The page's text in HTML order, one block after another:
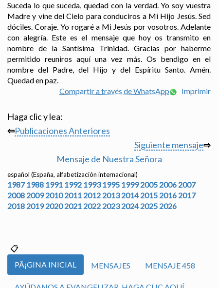
Suceda lo que suceda, quedad con la verdad. Yo soy vuestra
Madre y vine del Cielo para conduciros a Mi Hijo Jesús. Sed
dóciles. Coraje. Yo rogaré a Mi Jesús por vosotros. Adelante
con alegría. Este es el mensaje que hoy os transmito en
nombre de la Santísima Trinidad. Gracias por haberme
permitido reuniros aquí una vez más. Os bendigo en el
nombre del Padre, del Hijo y del Espíritu Santo. Amén.
Quedad en paz.
Compartir a través de WhatsApp
Imprimir
Haga clic y lea:
⇦Publicaciones Anteriores
Siguiente mensaje⇨
Mensaje de Nuestra Señora
español (España, alfabetización internacional)
1987 1988 1991 1992 1993 1995 1999 2005 2006 2007
2008 2009 2010 2011 2012 2013 2014 2015 2016 2017
2018 2019 2020 2021 2022 2023 2024 2025 2026
PÃ¡GINA INICIAL MENSAJES MENSAJE 458